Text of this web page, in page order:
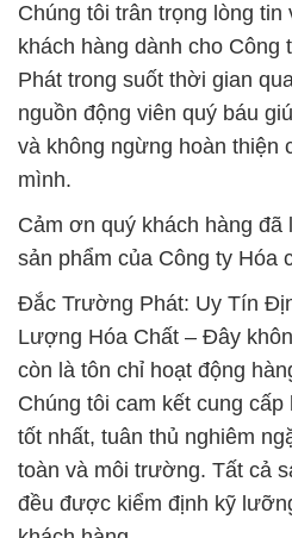
Chúng tôi trân trọng lòng
khách hàng dành cho
Phát trong suốt thời gian
nguồn động viên quý báu
và không ngừng hoàn thiện
mình.
Cảm ơn quý khách hàng đã
sản phẩm của Công ty Hóa
Đắc Trường Phát: Uy Tín
Lượng Hóa Chất – Đây
còn là tôn chỉ hoạt động
Chúng tôi cam kết cung
tốt nhất, tuân thủ nghiêm
toàn và môi trường. Tất cả
đều được kiểm định kỹ